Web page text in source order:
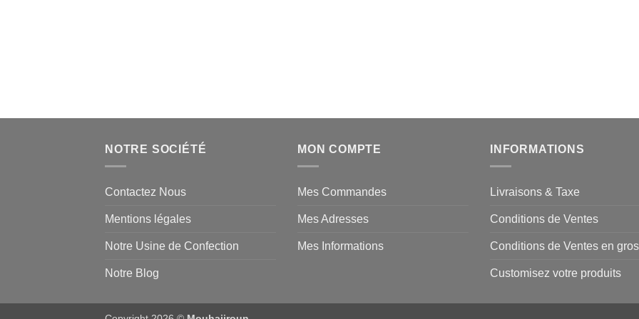
NOTRE SOCIÉTÉ
Contactez Nous
Mentions légales
Notre Usine de Confection
Notre Blog
MON COMPTE
Mes Commandes
Mes Adresses
Mes Informations
INFORMATIONS
Livraisons & Taxe
Conditions de Ventes
Conditions de Ventes en gros
Customisez votre produits